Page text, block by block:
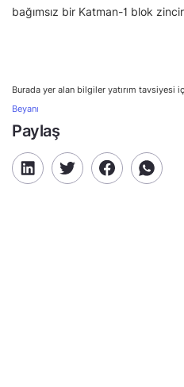
bağımsız bir Katman-1 blok
Burada yer alan bilgiler yatırım tavsiyesi
Beyanı
Paylaş